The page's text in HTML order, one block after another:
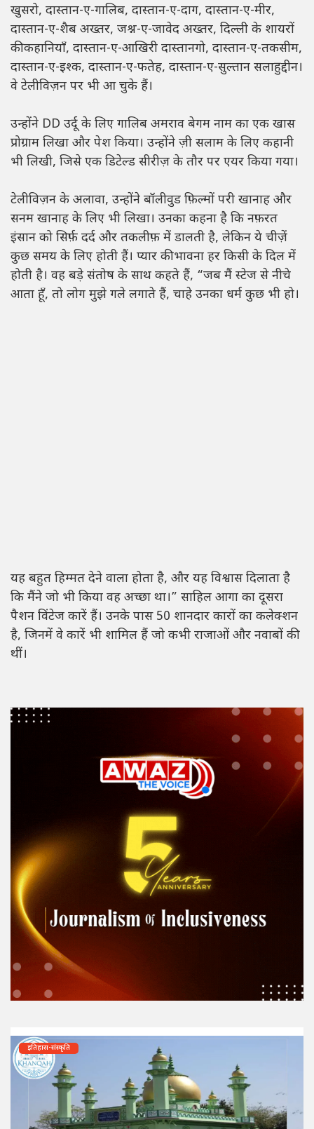
खुसरो, दास्तान-ए-गालिब, दास्तान-ए-दाग, दास्तान-ए-मीर,
दास्तान-ए-शैब अख्तर, जश्न-ए-जावेद अख्तर, दिल्ली के शायरों
की कहानियाँ, दास्तान-ए-आखिरी दास्तानगो, दास्तान-ए-तकसीम,
दास्तान-ए-इश्क, दास्तान-ए-फतेह, दास्तान-ए-सुल्तान सलाहुद्दीन।
वे टेलीविज़न पर भी आ चुके हैं।
उन्होंने DD उर्दू के लिए गालिब अमराव बेगम नाम का एक खास
प्रोग्राम लिखा और पेश किया। उन्होंने ज़ी सलाम के लिए कहानी
भी लिखी, जिसे एक डिटेल्ड सीरीज़ के तौर पर एयर किया गया।
टेलीविज़न के अलावा, उन्होंने बॉलीवुड फ़िल्मों परी खानाह और
सनम खानाह के लिए भी लिखा। उनका कहना है कि नफ़रत
इंसान को सिर्फ़ दर्द और तकलीफ़ में डालती है, लेकिन ये चीज़ें
कुछ समय के लिए होती हैं। प्यार की भावना हर किसी के दिल में
होती है। वह बड़े संतोष के साथ कहते हैं, “जब मैं स्टेज से नीचे
आता हूँ, तो लोग मुझे गले लगाते हैं, चाहे उनका धर्म कुछ भी हो।
यह बहुत हिम्मत देने वाला होता है, और यह विश्वास दिलाता है
कि मैंने जो भी किया वह अच्छा था।” साहिल आगा का दूसरा
पैशन विंटेज कारें हैं। उनके पास 50 शानदार कारों का कलेक्शन
है, जिनमें वे कारें भी शामिल हैं जो कभी राजाओं और नवाबों की
थीं।
इतिहास-संस्कृति